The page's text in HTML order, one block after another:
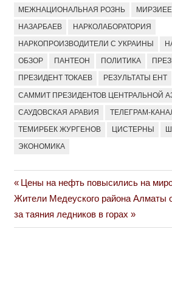
МЕЖНАЦИОНАЛЬНАЯ РОЗНЬ
НАЗАРБАЕВ НАРКОЛАБОРАТОРИЯ
НАРКОПРОИЗВОДИТЕЛИ С УКРАИНЫ
ОБЗОР ПАНТЕОН ПОЛИТИКА
ПРЕЗИДЕНТ ТОКАЕВ РЕЗУЛЬТАТЫ ЕНТ
САММИТ ПРЕЗИДЕНТОВ ЦЕНТРАЛЬНОЙ
САУДОВСКАЯ АРАВИЯ ТЕЛЕГРАМ-
ТЕМИРБЕК ЖУРГЕНОВ ЦИСТЕРНЫ
ЭКОНОМИКА
Навигация
по
Previous
Post:
Цены на нефть повысились на
Next
Post:
Жители Медеуского района Алматы
за таяния ледников в горах